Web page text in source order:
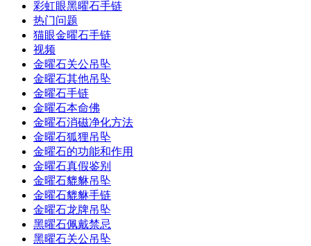
彩虹眼黑曜石手链
热门问题
猫眼金曜石手链
视频
金曜石关公吊坠
金曜石其他吊坠
金曜石手链
金曜石本命佛
金曜石消磁净化方法
金曜石狐狸吊坠
金曜石的功能和作用
金曜石真假鉴别
金曜石貔貅吊坠
金曜石貔貅手链
金曜石龙牌吊坠
黑曜石佩戴禁忌
黑曜石关公吊坠